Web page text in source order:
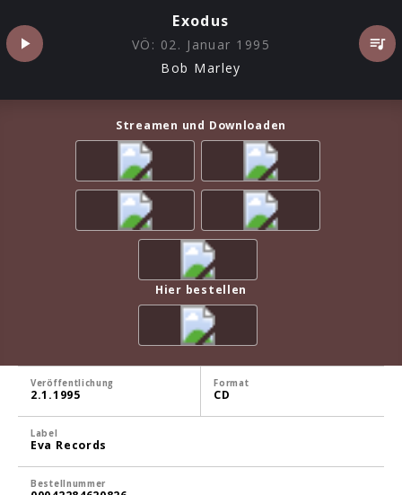
Exodus
VÖ: 02. Januar 1995
Bob Marley
Streamen und Downloaden
Hier bestellen
Veröffentlichung
2.1.1995
Format
CD
Label
Eva Records
Bestellnummer